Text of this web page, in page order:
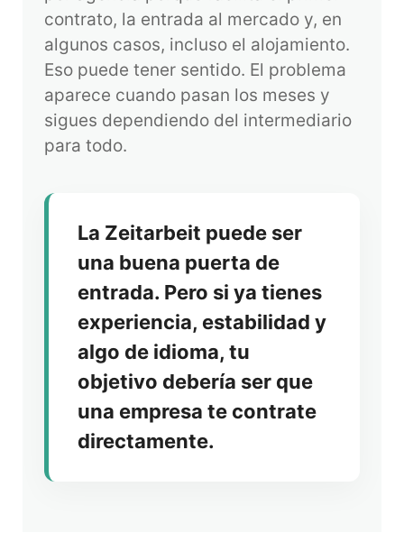
contrato, la entrada al mercado y, en
algunos casos, incluso el alojamiento.
Eso puede tener sentido. El problema
aparece cuando pasan los meses y
sigues dependiendo del intermediario
para todo.
La Zeitarbeit puede ser
una buena puerta de
entrada. Pero si ya tienes
experiencia, estabilidad y
algo de idioma, tu
objetivo debería ser que
una empresa te contrate
directamente.